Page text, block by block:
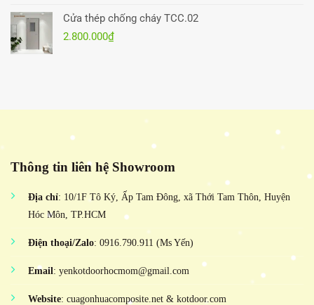
Cửa thép chống cháy TCC.02
2.800.000₫
Thông tin liên hệ Showroom
Địa chỉ: 10/1F Tô Ký, Ấp Tam Đông, xã Thới Tam Thôn, Huyện
Hóc Môn, TP.HCM
Điện thoại/Zalo: 0916.790.911 (Ms Yến)
Email: yenkotdoorhocmom@gmail.com
Website: cuagonhuacomposite.net & kotdoor.com